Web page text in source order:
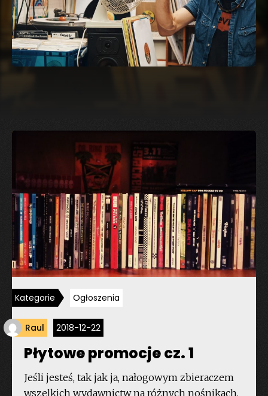
Kategorie Ogłoszenia
Raul 2018-12-22
Płytowe promocje cz. 1
Jeśli jesteś, tak jak ja, nałogowym zbieraczem
wszelkich wydawnictw na różnych nośnikach,